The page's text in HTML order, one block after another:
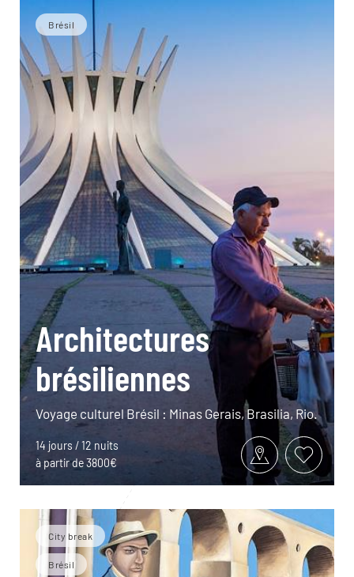
Brésil
Architectures
brésiliennes
Voyage culturel Brésil : Minas Gerais, Brasilia, Rio.
14 jours / 12 nuits
à partir de 3800€
City break
Brésil